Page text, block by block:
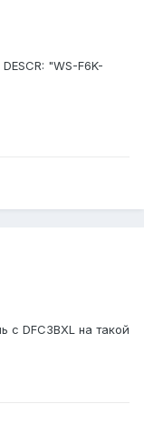
"WS-F6K-
с DFC3BXL на такой